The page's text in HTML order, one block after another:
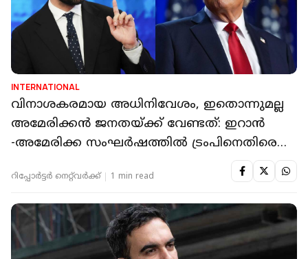
INTERNATIONAL
വിനാശകരമായ അധിനിവേശം, ഇതൊന്നുമല്ല
അമേരിക്കൻ ജനതയ്ക്ക് വേണ്ടത്: ഇറാൻ
-അമേരിക്ക സംഘർഷത്തിൽ ട്രംപിനെതിരെ
റിപ്പോർട്ടർ നെറ്റ്‌വര്‍ക്ക്‌ 1 min read